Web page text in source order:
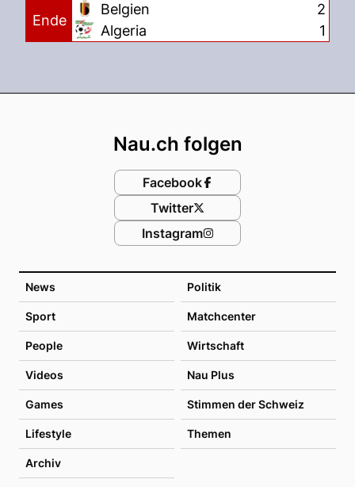
Ende
Belgien
Algeria
2
1
News Politik
Sport Matchcenter
People Wirtschaft
Videos Nau Plus
Games Stimmen der Schweiz
Lifestyle Themen
Archiv
Nau.ch folgen
Facebook
Twitter
Instagram